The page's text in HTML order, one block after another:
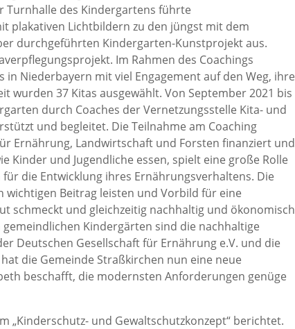
Turnhalle des Kindergartens führte
plakativen Lichtbildern zu den jüngst mit dem
durchgeführten Kindergarten-Kunstprojekt aus.
Im Rahmen des Coachings
Niederbayern mit viel Engagement auf den Weg, ihre
wurden 37 Kitas ausgewählt. Von September 2021 bis
durch Coaches der Vernetzungsstelle Kita- und
und begleitet. Die Teilnahme am Coaching
Ernährung, Landwirtschaft und Forsten finanziert und
Kinder und Jugendliche essen, spielt eine große Rolle
die Entwicklung ihres Ernährungsverhaltens. Die
wichtigen Beitrag leisten und Vorbild für eine
schmeckt und gleichzeitig nachhaltig und ökonomisch
Kindergärten sind die nachhaltige
Deutschen Gesellschaft für Ernährung e.V. und die
die Gemeinde Straßkirchen nun eine neue
beschafft, die modernsten Anforderungen genüge
„Kinderschutz- und Gewaltschutzkonzept“ berichtet.